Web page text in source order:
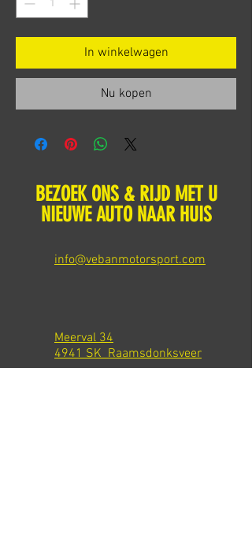
In winkelwagen
Nu kopen
BEZOEK ONS & RIJD MET U
NIEUWE AUTO NAAR HUIS
info@vebanmotorsport.com
Meerval 34
4941 SK Raamsdonksveer